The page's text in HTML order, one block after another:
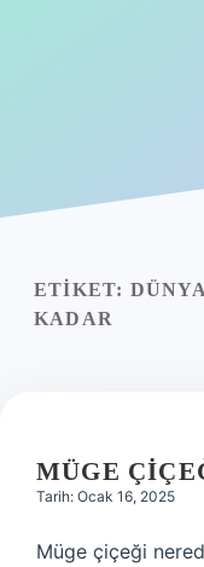
Yasal Uyarı
ETIKET:
KADAR
MÜGE
Tarih: Ocak 16, 2025
Müge çiçeği